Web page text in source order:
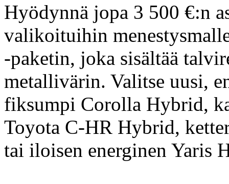
Hyödynnä jopa 3 500 €:n
valikoituihin
-paketin, joka sisältää
metallivärin. Valitse uusi,
fiksumpi Corolla Hybrid,
Toyota C-HR Hybrid,
tai iloisen energinen Yaris